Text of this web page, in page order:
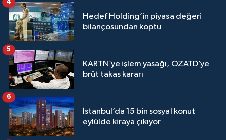
Hedef Holding’in piyasa değeri
bilançosundan koptu
4
KARTN’ye işlem yasağı, OZATD’ye
brüt takas kararı
5
İstanbul’da 15 bin sosyal konut
eylülde kiraya çıkıyor
6